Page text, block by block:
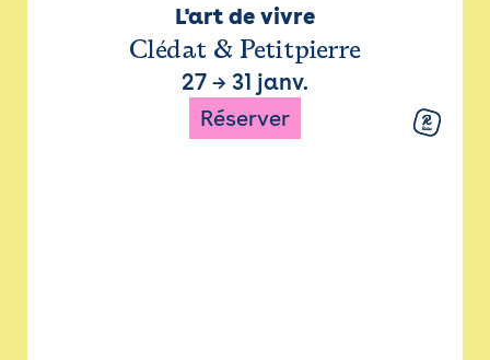
L'art de vivre
Clédat & Petitpierre
27 → 31 janv.
Réserver